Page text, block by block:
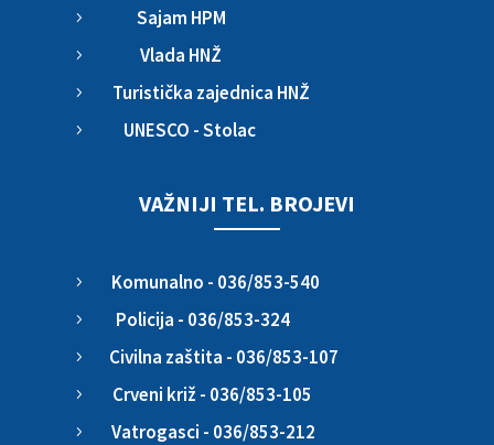
5 Sajam HPM
5 Vlada HNŽ
5 Turistička zajednica HNŽ
5 UNESCO - Stolac
VAŽNIJI TEL. BROJEVI
5 Komunalno - 036/853-540
5 Policija - 036/853-324
5 Civilna zaštita - 036/853-107
5 Crveni križ - 036/853-105
5 Vatrogasci - 036/853-212